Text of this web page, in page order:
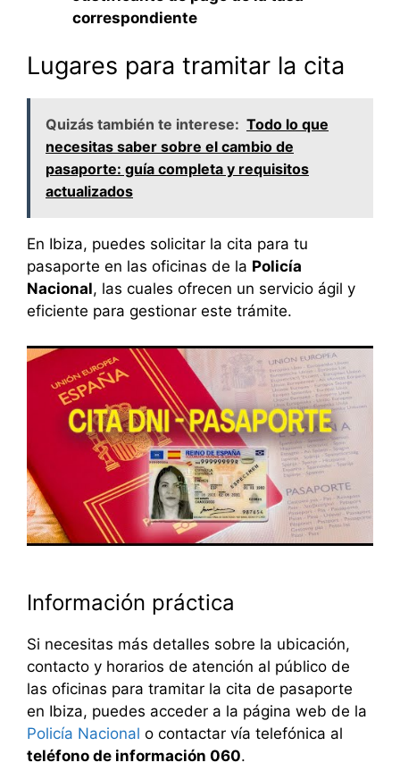
correspondiente
Lugares para tramitar la cita
Quizás también te interese: Todo lo que
necesitas saber sobre el cambio de
pasaporte: guía completa y requisitos
actualizados
En Ibiza, puedes solicitar la cita para tu
pasaporte en las oficinas de la Policía
Nacional, las cuales ofrecen un servicio ágil y
eficiente para gestionar este trámite.
Información práctica
Si necesitas más detalles sobre la ubicación,
contacto y horarios de atención al público de
las oficinas para tramitar la cita de pasaporte
en Ibiza, puedes acceder a la página web de la
Policía Nacional o contactar vía telefónica al
teléfono de información 060.